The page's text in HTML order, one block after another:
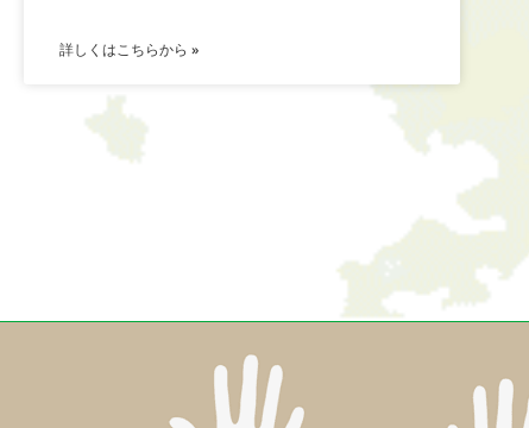
詳しくはこちらから »